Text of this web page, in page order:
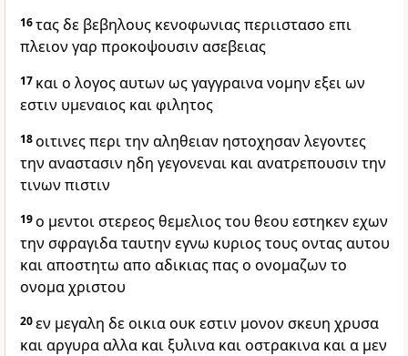
16τας δε βεβηλους κενοφωνιας περιιστασο επι
πλειον γαρ προκοψουσιν ασεβειας
17 και ο λογος αυτων ως γαγγραινα νομην εξει ων
εστιν υμεναιος και φιλητος
18οιτινες περι την αληθειαν ηστοχησαν λεγοντες
την αναστασιν ηδη γεγονεναι και ανατρεπουσιν την
τινων πιστιν
19ο μεντοι στερεος θεμελιος του θεου εστηκεν εχων
την σφραγιδα ταυτην εγνω κυριος τους οντας αυτου
και αποστητω απο αδικιας πας ο ονομαζων το
ονομα χριστου
20εν μεγαλη δε οικια ουκ εστιν μονον σκευη χρυσα
και αργυρα αλλα και ξυλινα και οστρακινα και α μεν